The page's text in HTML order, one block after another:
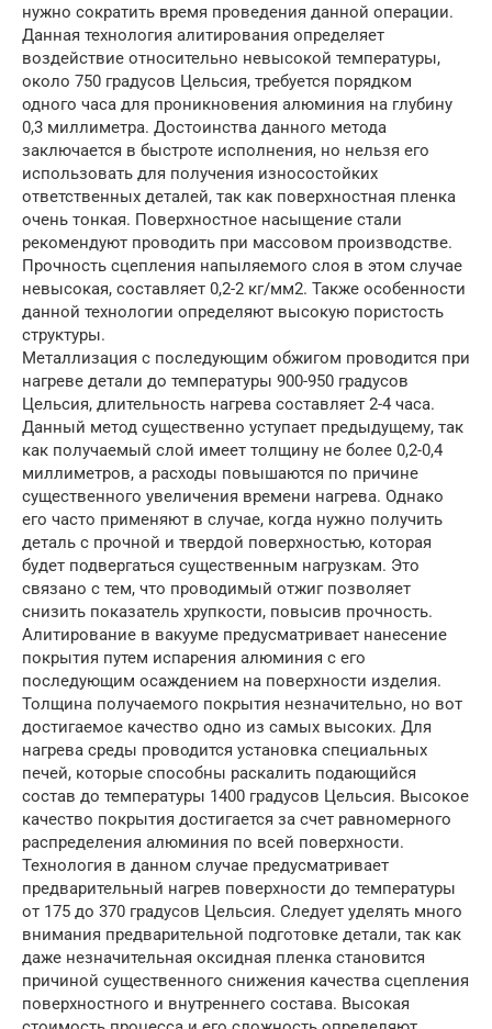
нужно сократить время проведения данной операции.
Данная технология алитирования определяет
воздействие относительно невысокой температуры,
около 750 градусов Цельсия, требуется порядком
одного часа для проникновения алюминия на глубину
0,3 миллиметра. Достоинства данного метода
заключается в быстроте исполнения, но нельзя его
использовать для получения износостойких
ответственных деталей, так как поверхностная пленка
очень тонкая. Поверхностное насыщение стали
рекомендуют проводить при массовом производстве.
Прочность сцепления напыляемого слоя в этом случае
невысокая, составляет 0,2-2 кг/мм2. Также особенности
данной технологии определяют высокую пористость
структуры.
Металлизация с последующим обжигом проводится при
нагреве детали до температуры 900-950 градусов
Цельсия, длительность нагрева составляет 2-4 часа.
Данный метод существенно уступает предыдущему, так
как получаемый слой имеет толщину не более 0,2-0,4
миллиметров, а расходы повышаются по причине
существенного увеличения времени нагрева. Однако
его часто применяют в случае, когда нужно получить
деталь с прочной и твердой поверхностью, которая
будет подвергаться существенным нагрузкам. Это
связано с тем, что проводимый отжиг позволяет
снизить показатель хрупкости, повысив прочность.
Алитирование в вакууме предусматривает нанесение
покрытия путем испарения алюминия с его
последующим осаждением на поверхности изделия.
Толщина получаемого покрытия незначительно, но вот
достигаемое качество одно из самых высоких. Для
нагрева среды проводится установка специальных
печей, которые способны раскалить подающийся
состав до температуры 1400 градусов Цельсия. Высокое
качество покрытия достигается за счет равномерного
распределения алюминия по всей поверхности.
Технология в данном случае предусматривает
предварительный нагрев поверхности до температуры
от 175 до 370 градусов Цельсия. Следует уделять много
внимания предварительной подготовке детали, так как
даже незначительная оксидная пленка становится
причиной существенного снижения качества сцепления
поверхностного и внутреннего состава. Высокая